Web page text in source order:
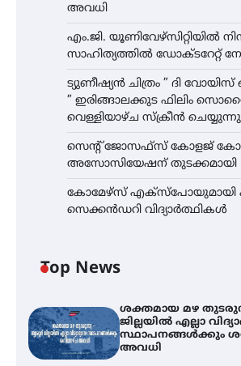
അവധി
എം.ജി. യൂണിവേഴ്‌സിറ്റിയിൽ
സാഹിത്യത്തിൽ ഡോക്ടറേറ്റ്
ട്യുണീഷ്യൻ ചിത്രം ” ദി
” ഇരിങ്ങാലക്കുട ഫിലിം
വെള്ളിയാഴ്ച സ്‌ക്രീൻ ചെയ്യുന്നു
സെന്റ് ജോസഫ്സ് കോളജ്
അസോസിയേഷന് തുടക്കമായി
കോമേഴ്സ്
സെക്കൻഡറി വിദ്യാർത്ഥികൾ
Top News
ശക്തമായ മഴ
ജില്ലയിൽ എല്ലാ
സ്ഥാപനങ്ങൾക്കും
അവധി